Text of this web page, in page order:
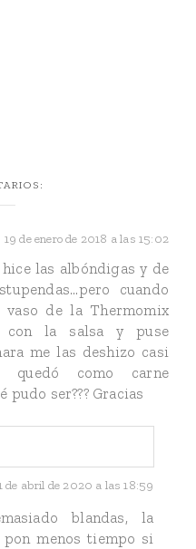
19 de enero de 2018 a las 15:02
hice las albóndigas y de
cuando
de la Thermomix
con la salsa y puse
me las deshizo casi
como carne
pudo ser??? Gracias
de abril de 2020 a las 18:59
blandas, la
menos tiempo si